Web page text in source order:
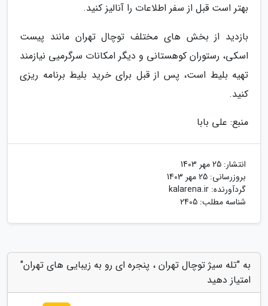
بهتر است قبل از سفر اطلاعات را آنالیز کنید.
بازدید از بخش های مختلف توچال تهران مانند پیست
اسکی، رستوران کوهستانی و دیگر امکانات سرگرمیی نیازمند
تهیه بلیط است، پس از قبل برای خرید بلیط برنامه ریزی
کنید.
منبع: علی بابا
انتشار: 25 مهر 1403
بروزرسانی: 25 مهر 1403
گردآورنده: kalarena.ir
شناسه مطلب: 2405
به "تله سیژ توچال تهران ، پنجره ای رو به زیبایی های تهران"
امتیاز دهید